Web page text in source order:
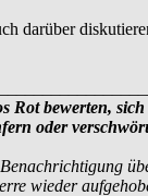
darüber
Rot bewerten,
oder
wieder